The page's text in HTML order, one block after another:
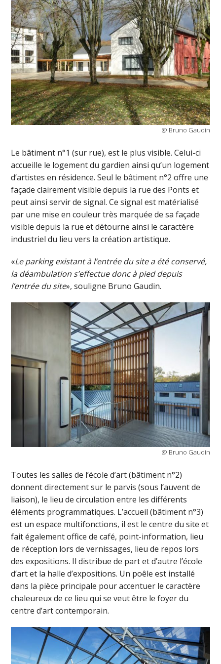
@ Bruno Gaudin
Le bâtiment n°1 (sur rue), est le plus visible. Celui-ci
accueille le logement du gardien ainsi qu’un logement
d’artistes en résidence. Seul le bâtiment n°2 offre une
façade clairement visible depuis la rue des Ponts et
peut ainsi servir de signal. Ce signal est matérialisé
par une mise en couleur très marquée de sa façade
visible depuis la rue et détourne ainsi le caractère
industriel du lieu vers la création artistique.
«Le parking existant à l’entrée du site a été conservé,
la déambulation s’effectue donc à pied depuis
l’entrée du site», souligne Bruno Gaudin.
@ Bruno Gaudin
Toutes les salles de l’école d’art (bâtiment n°2)
donnent directement sur le parvis (sous l’auvent de
liaison), le lieu de circulation entre les différents
éléments programmatiques. L’accueil (bâtiment n°3)
est un espace multifonctions, il est le centre du site et
fait également office de café, point-information, lieu
de réception lors de vernissages, lieu de repos lors
des expositions. Il distribue de part et d’autre l’école
d’art et la halle d’expositions. Un poêle est installé
dans la pièce principale pour accentuer le caractère
chaleureux de ce lieu qui se veut être le foyer du
centre d’art contemporain.